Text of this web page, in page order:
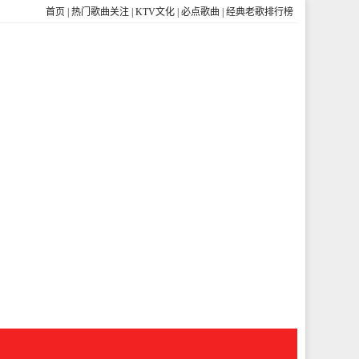
首页 热门歌曲关注 KTV文化 必点歌曲 经典老歌排行榜